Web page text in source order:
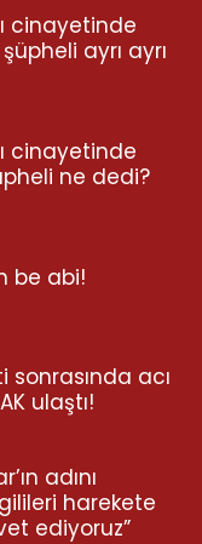
cinayetinde
ayrı ayrı
cinayetinde
ne dedi?
be abi!
sonrasında acı
ulaştı!
adını
harekete
ediyoruz”